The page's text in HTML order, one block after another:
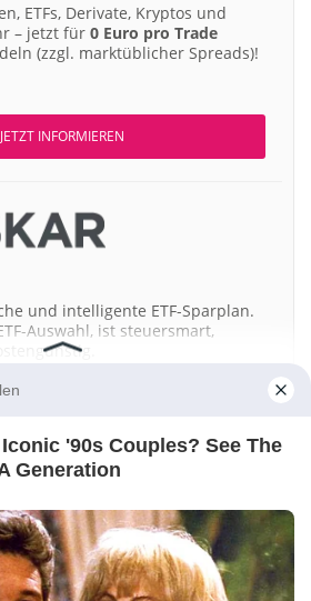
ETFs, Derivate, Kryptos und
– jetzt für 0 Euro pro Trade
(zzgl. marktüblicher Spreads)!
JETZT INFORMIEREN
und intelligente ETF-Sparplan.
Auswahl, ist steuersmart,
MEHR ERFAHREN
50 Dow Jones NASDAQ 100 Nikkei 225
S&P 500
-Werbung-Barrierefreiheit
'90s Couples? See The
Generation